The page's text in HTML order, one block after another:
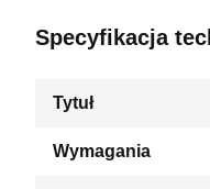
Specyfikacja
Tytuł
Wymagania